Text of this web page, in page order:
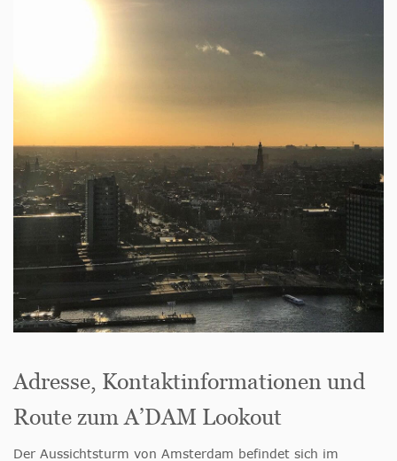
Adresse, Kontaktinformationen und
Route zum A’DAM Lookout
Der Aussichtsturm von Amsterdam befindet sich im